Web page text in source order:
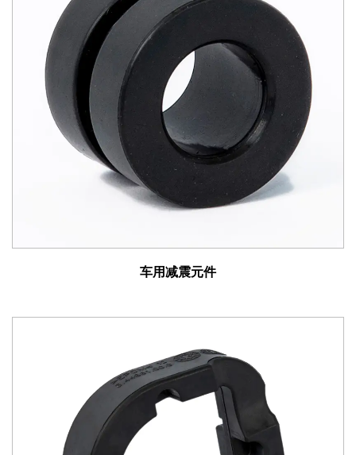
传动系统系列：集成到传动系统中的减震元件可抑制扭矩
波动和振动，从而实现更平稳的动力传输并提高牵引力。
悬架系列：悬架系统采用减震元件来管理垂直运动，保持
轮胎与路面的接触，并提高乘坐舒适性和操控性。
底盘系列：减震元件安装在车辆底盘内，吸收路面传来的
冲击和振动，减轻驾驶员疲劳，保证车辆稳定性。
排气系统系列：集成在排气系统中的减震元件，可降低噪
音、振动和声振粗糙度（NVH），优化驾驶体验并减少座
舱扰动。
我们的车用减震元件广泛应用于各种车辆类型和工业机
供乘坐舒适性和操控精度，从而增强通勤者和爱好者的驾
驶体验。
商用车：重型卡车、公共汽车和多用途车受益于我们强大
的减震元件，确保在苛刻的操作条件下的稳定性、控制性
车用减震元件